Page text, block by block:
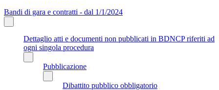
Bandi di gara e contratti - dal 1/1/2024
Dettaglio atti e documenti non pubblicati in BDNCP riferiti ad
ogni singola procedura
Pubblicazione
Dibattito pubblico obbligatorio